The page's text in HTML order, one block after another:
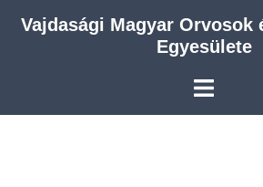
Vajdasági Magyar Orvosok
Egyesülete